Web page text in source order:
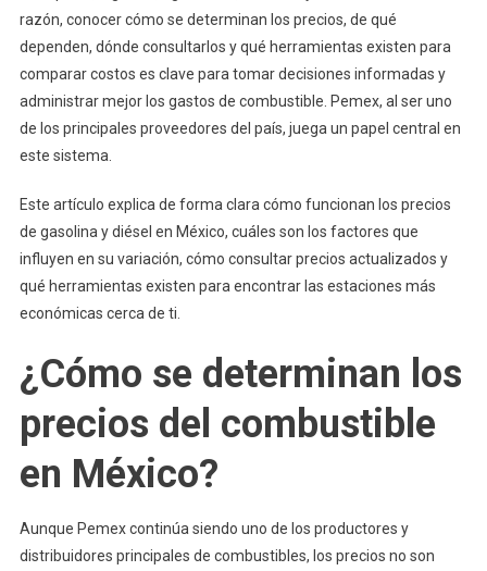
razón, conocer cómo se determinan los precios, de qué
dependen, dónde consultarlos y qué herramientas existen para
comparar costos es clave para tomar decisiones informadas y
administrar mejor los gastos de combustible. Pemex, al ser uno
de los principales proveedores del país, juega un papel central en
este sistema.
Este artículo explica de forma clara cómo funcionan los precios
de gasolina y diésel en México, cuáles son los factores que
influyen en su variación, cómo consultar precios actualizados y
qué herramientas existen para encontrar las estaciones más
económicas cerca de ti.
¿Cómo se determinan los
precios del combustible
en México?
Aunque Pemex continúa siendo uno de los productores y
distribuidores principales de combustibles, los precios no son